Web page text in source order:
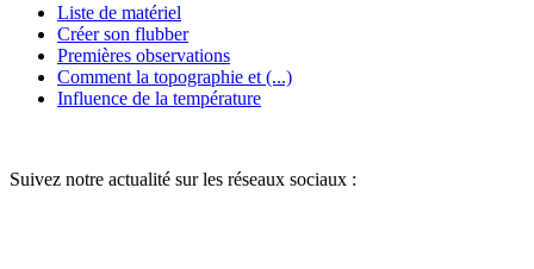
Liste de matériel
Créer son flubber
Premières observations
Comment la topographie et (...)
Influence de la température
Suivez notre actualité sur les réseaux sociaux :